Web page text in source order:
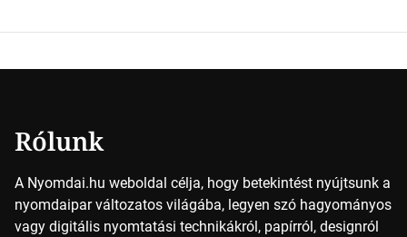
Rólunk
A Nyomdai.hu weboldal célja, hogy betekintést nyújtsunk a
nyomdaipar változatos világába, legyen szó hagyományos
vagy digitális nyomtatási technikákról, papírról, designról